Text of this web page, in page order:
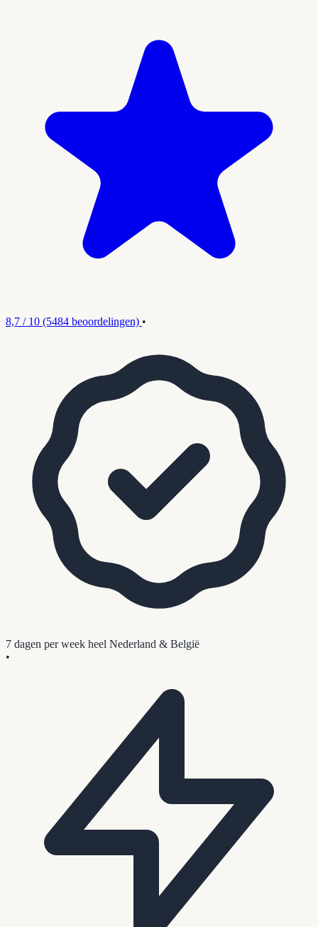
8,7 / 10 (5484 beoordelingen) •
7 dagen per week heel Nederland & België
•